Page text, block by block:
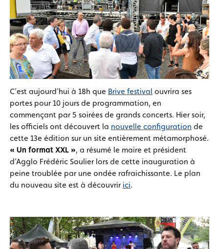
C’est aujourd’hui à 18h que Brive festival ouvrira ses
portes pour 10 jours de programmation, en
commençant par 5 soirées de grands concerts. Hier soir,
les officiels ont découvert la nouvelle configuration de
cette 13e édition sur un site entièrement métamorphosé.
« Un format XXL », a résumé le maire et président
d’Agglo Frédéric Soulier lors de cette inauguration à
peine troublée par une ondée rafraichissante. Le plan
du nouveau site est à découvrir ici.